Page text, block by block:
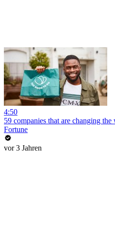
4:50
59 companies that are changing
Fortune
vor 3 Jahren